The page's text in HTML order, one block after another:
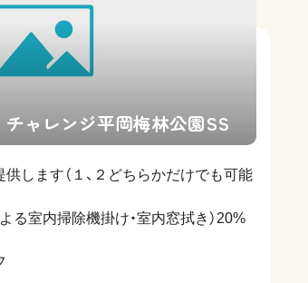
ャレンジ平岡梅林公園SS
します（１、２どちらかだけでも可能
る室内掃除機掛け・室内窓拭き）20%